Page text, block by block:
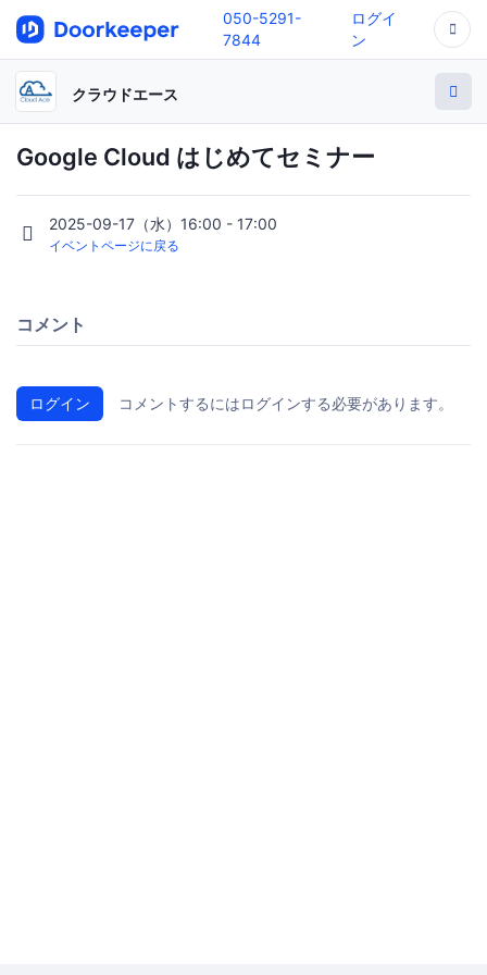
050-5291-
7844
ログイ
ン
クラウドエース
Google Cloud はじめてセミナー
2025-09-17（水）16:00 - 17:00
イベントページに戻る
コメント
ログイン コメントするにはログインする必要があります。